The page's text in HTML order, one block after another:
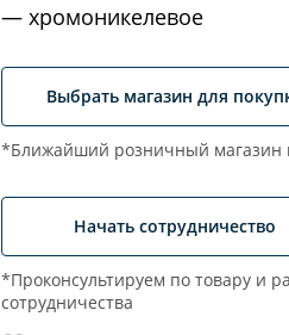
хромоникелевое
Выбрать магазин для
*Ближайший розничный магазин
Начать сотрудничество
*Проконсультируем по товару и
сотрудничества